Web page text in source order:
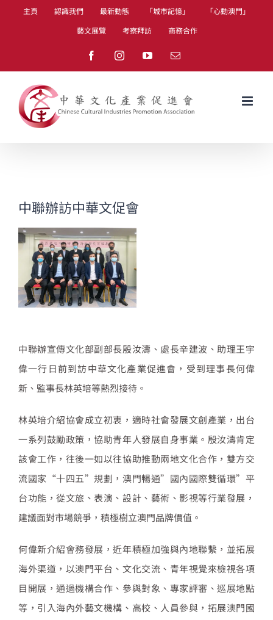
主頁 認識我們 最新動態 「城市記憶」
「心動澳門」
藝文展覽
考察拜訪 商務合作
FacebookInstagramYouTubeEmail
中聯辦訪中華文促會
中聯辦宣傳文化部副部長殷汝濤、處長辛建波、助理王宇
偉一行日前到訪中華文化產業促進會，受到理事長何偉
新、監事長林英培等熱烈接待。
林英培介紹協會成立初衷，適時社會發展文創產業，出台
一系列鼓勵政策，協助青年人發展自身事業。殷汝濤肯定
該會工作，往後一如以往協助推動兩地文化合作，雙方交
流國家“十四五”規劃，澳門暢通”國內國際雙循環”平
台功能，從文旅、表演、設計、藝術、影視等行業發展，
建議面對市場競爭，積極樹立澳門品牌價值。
何偉新介紹會務發展，近年積極加強與內地聯繫，並拓展
海外渠道，以澳門平台、文化交流、青年視覺來檢視各項
目開展，通過機構合作、參與對象、專家評審、巡展地點
等，引入海內外藝文機構、高校、人員參與，拓展澳門國